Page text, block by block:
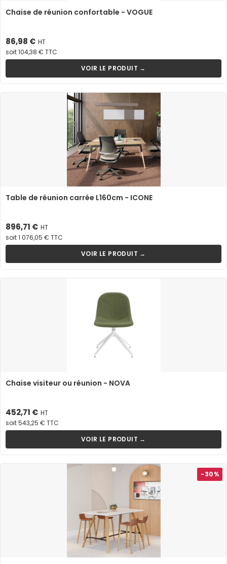
Chaise de réunion confortable - VOGUE
Prix
86,98 € HT
soit 104,38 € TTC
VOIR LE PRODUIT →
Table de réunion carrée L160cm - ICONE
Prix
896,71 € HT
soit 1 076,05 € TTC
VOIR LE PRODUIT →
Chaise visiteur ou réunion - NOVA
Prix
452,71 € HT
soit 543,25 € TTC
VOIR LE PRODUIT →
-30%